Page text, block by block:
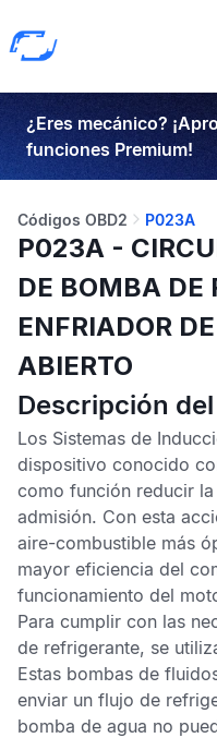
¿Eres mecánico?
funciones Premium!
Códigos OBD2 P023A
P023A -
DE BOMBA DE
ENFRIADOR
ABIERTO
Descripción
Los Sistemas de
dispositivo conocido
como función reducir
admisión. Con esta
aire-combustible más
mayor eficiencia del
funcionamiento del
Para cumplir con las
de refrigerante, se
Estas bombas de
enviar un flujo de
bomba de agua no